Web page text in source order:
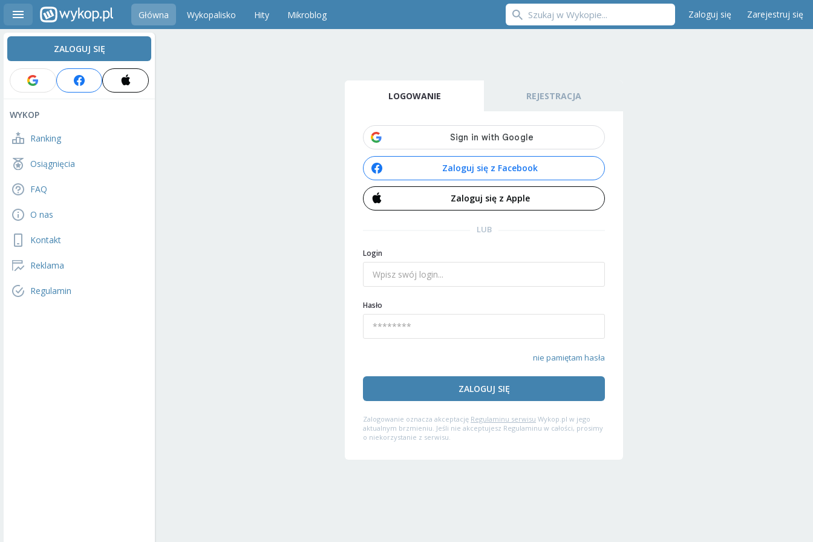
Główna Wykopalisko Hity Mikroblog Zaloguj się Zarejestruj się
ZALOGUJ SIĘ
WYKOP
Ranking
Osiągnięcia
FAQ
O nas
Kontakt
Reklama
Regulamin
LOGOWANIE REJESTRACJA
Zaloguj się z Facebook
Zaloguj się z Apple
LUB
Login
Hasło
nie pamiętam hasła
ZALOGUJ SIĘ
Zalogowanie oznacza akceptację Regulaminu serwisu Wykop.pl w jego
aktualnym brzmieniu. Jeśli nie akceptujesz Regulaminu w całości, prosimy
o niekorzystanie z serwisu.